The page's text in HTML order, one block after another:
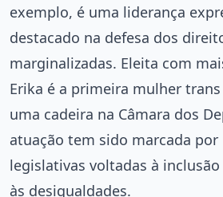
exemplo, é uma liderança
destacado na defesa dos
marginalizadas. Eleita com
Erika é a primeira mulher
uma cadeira na Câmara dos
atuação tem sido marcada
legislativas voltadas à
às desigualdades.